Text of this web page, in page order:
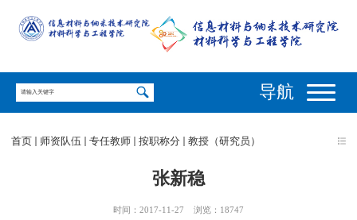
导航
首页 师资队伍 专任教师 按职称分 教授（研究员）
张新稳
时间：2017-11-27 浏览： 18747